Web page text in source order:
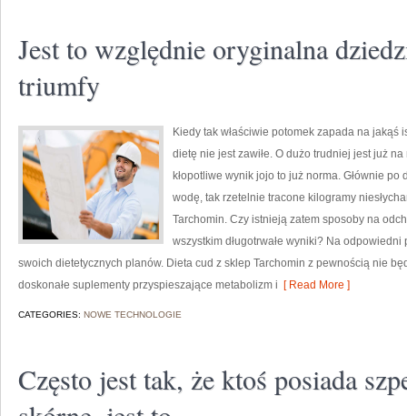
Jest to względnie oryginalna
triumfy
Kiedy tak właściwie potomek zapada na
dietę nie jest zawiłe. O dużo trudniej jest już
kłopotliwe wynik jojo to już norma. Głównie
wodę, tak rzetelnie tracone kilogramy
Tarchomin. Czy istnieją zatem sposoby na
wszystkim długotrwałe wyniki? Na
swoich dietetycznych planów. Dieta cud z sklep Tarchomin z pewnością nie
doskonałe suplementy przyspieszające metabolizm i [ Read More ]
CATEGORIES: NOWE TECHNOLOGIE
Często jest tak, że ktoś posiada